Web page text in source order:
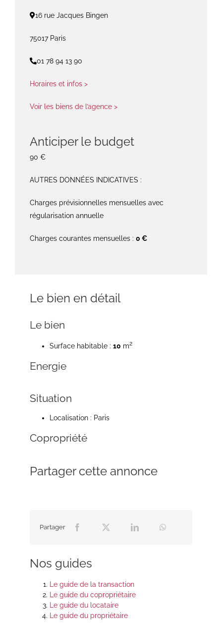
16 rue Jacques Bingen
75017 Paris
01 78 94 13 90
Horaires et infos >
Voir les biens de l’agence >
Anticiper le budget
90 €
AUTRES DONNÉES INDICATIVES :
Charges prévisionnelles mensuelles avec
régularisation annuelle
Charges courantes mensuelles : 0 €
Le bien en détail
Le bien
Surface habitable : 10 m2
Energie
Situation
Localisation : Paris
Copropriété
Partager cette annonce
Partager
Nos guides
Le guide de la transaction
Le guide du copropriétaire
Le guide du locataire
Le guide du propriétaire